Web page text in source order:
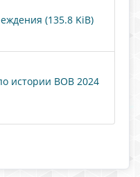
(135.8 KiB)
истории ВОВ 2024